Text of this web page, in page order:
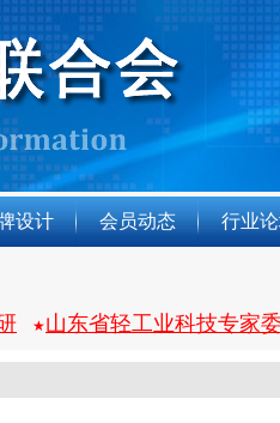
设计 会员动态 行业
★山东省轻工业科技专家